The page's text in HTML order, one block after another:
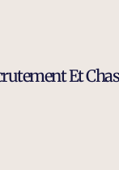
Et